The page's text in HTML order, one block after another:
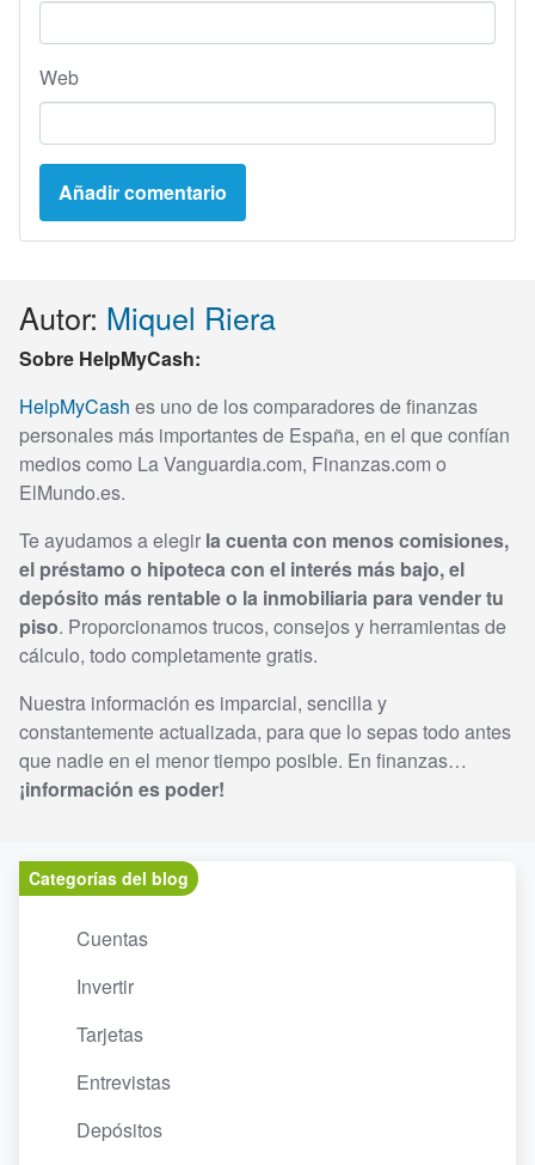
Web
Autor: Miquel Riera
Sobre HelpMyCash:
HelpMyCash es uno de los comparadores de finanzas
personales más importantes de España, en el que confían
medios como La Vanguardia.com, Finanzas.com o
ElMundo.es.
Te ayudamos a elegir la cuenta con menos comisiones,
el préstamo o hipoteca con el interés más bajo, el
depósito más rentable o la inmobiliaria para vender tu
piso. Proporcionamos trucos, consejos y herramientas de
cálculo, todo completamente gratis.
Nuestra información es imparcial, sencilla y
constantemente actualizada, para que lo sepas todo antes
que nadie en el menor tiempo posible. En finanzas…
¡información es poder!
Categorías del blog
Cuentas
Invertir
Tarjetas
Entrevistas
Depósitos